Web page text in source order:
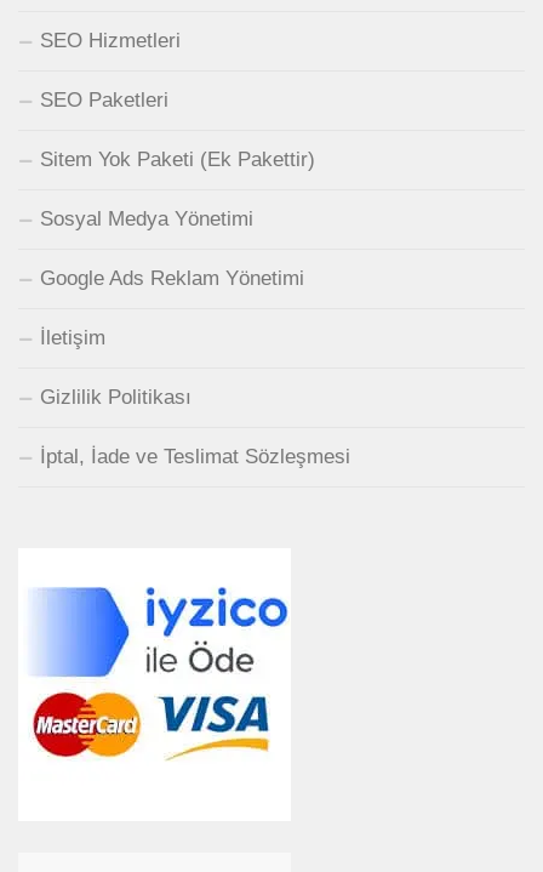
SEO Hizmetleri
SEO Paketleri
Sitem Yok Paketi (Ek Pakettir)
Sosyal Medya Yönetimi
Google Ads Reklam Yönetimi
İletişim
Gizlilik Politikası
İptal, İade ve Teslimat Sözleşmesi